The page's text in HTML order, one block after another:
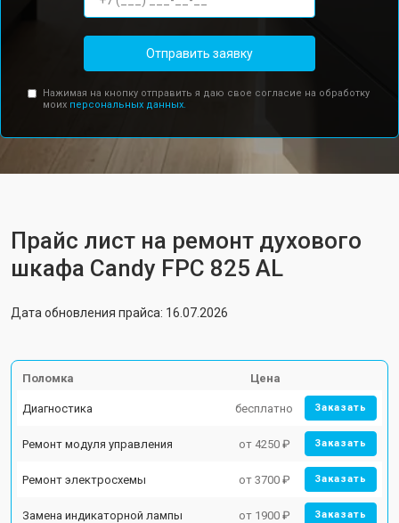
Отправить заявку
Нажимая на кнопку отправить я даю свое согласие на обработку
моих персональных данных.
Прайс лист на ремонт духового
шкафа Candy FPC 825 AL
Дата обновления прайса: 16.07.2026
Поломка Цена
Диагностика бесплатно Заказать
Ремонт модуля управления от 4250 ₽ Заказать
Ремонт электросхемы от 3700 ₽ Заказать
Замена индикаторной лампы от 1900 ₽ Заказать